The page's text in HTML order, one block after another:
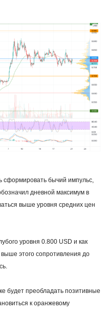
сформировать бычий импульс,
дневной максимум в
выше уровня средних цен
уровня 0.800 USD и как
этого сопротивления до
будет преобладать позитивные
к оранжевому